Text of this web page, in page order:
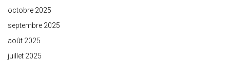
octobre 2025
septembre 2025
août 2025
juillet 2025